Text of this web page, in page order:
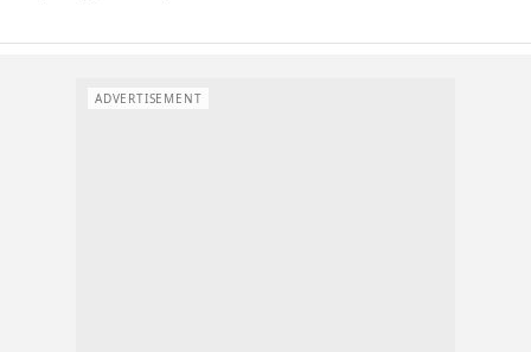
ADVERTISEMENT